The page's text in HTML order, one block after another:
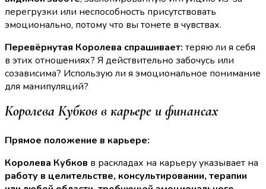
перегрузки или неспособность присутствовать
эмоционально, потому что вы тонете в чувствах.
Перевёрнутая Королева спрашивает: теряю ли я себя
в этих отношениях? Я действительно забочусь или
созависима? Использую ли я эмоциональное понимание
для манипуляций?
Королева Кубков в карьере и финансах
Прямое положение в карьере:
Королева Кубков в раскладах на карьеру указывает на
работу в целительстве, консультировании, терапии